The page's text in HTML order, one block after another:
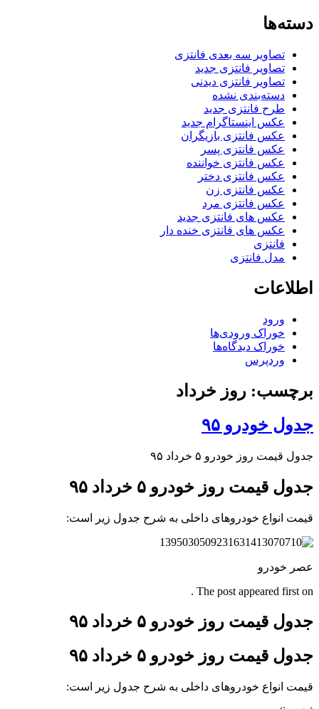
دسته‌ها
تصاویر سه بعدی فانتزی
تصاویر فانتزی جدید
تصاویر فانتزی دیدنی
دسته‌بندی نشده
طرح فانتزی جدید
عکس اینستاگرام جدید
عکس فانتزی بازیگران
عکس فانتزی پسر
عکس فانتزی خواننده
عکس فانتزی دختر
عکس فانتزی زن
عکس فانتزی مرد
عکس های فانتزی جدید
عکس های فانتزی خنده دار
فانتزی
مدل فانتزی
اطلاعات
ورود
خوراک ورودی‌ها
خوراک دیدگاه‌ها
وردپرس
برچسب: روز خرداد
جدول خودرو ۹۵
جدول قیمت روز خودرو ۵ خرداد ۹۵
جدول قیمت روز خودرو ۵ خرداد ۹۵
قیمت انواع خودروهای داخلی به شرح جدول زیر است:
عصر خودرو
The post appeared first on .
جدول قیمت روز خودرو ۵ خرداد ۹۵
جدول قیمت روز خودرو ۵ خرداد ۹۵
قیمت انواع خودروهای داخلی به شرح جدول زیر است: